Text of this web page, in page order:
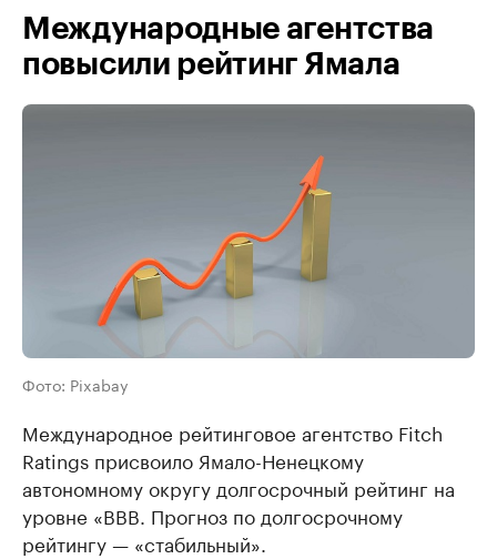
Международные агентства
повысили рейтинг Ямала
Фото: Pixabay
Международное рейтинговое агентство Fitch
Ratings присвоило Ямало-Ненецкому
автономному округу долгосрочный рейтинг на
уровне «BBB. Прогноз по долгосрочному
рейтингу — «стабильный».